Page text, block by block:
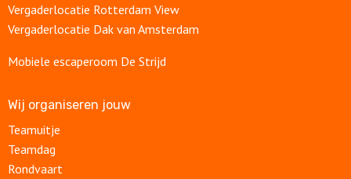
Vergaderlocatie Rotterdam View
Vergaderlocatie Dak van Amsterdam
Mobiele escaperoom De Strijd
Wij organiseren jouw
Teamuitje
Teamdag
Rondvaart